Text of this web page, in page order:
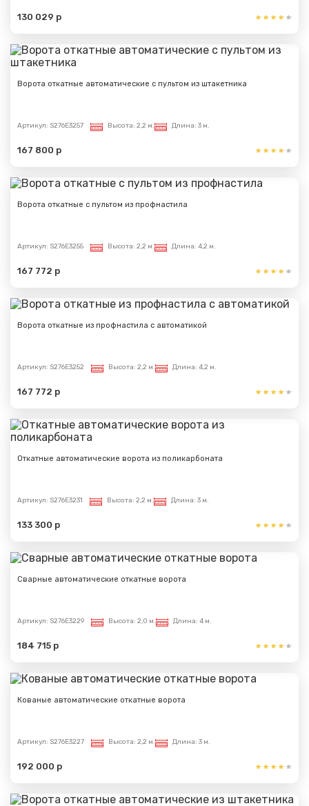
130 029 р
Ворота откатные автоматические с пультом из штакетника
Артикул: S276E3257 Высота: 2,2 м. Длина: 3 м.
167 800 р
Ворота откатные с пультом из профнастила
Артикул: S276E3255 Высота: 2,2 м. Длина: 4,2 м.
167 772 р
Ворота откатные из профнастила с автоматикой
Артикул: S276E3252 Высота: 2,2 м. Длина: 4,2 м.
167 772 р
Откатные автоматические ворота из поликарбоната
Артикул: S276E3231 Высота: 2,2 м. Длина: 3 м.
133 300 р
Сварные автоматические откатные ворота
Артикул: S276E3229 Высота: 2,0 м. Длина: 4 м.
184 715 р
Кованые автоматические откатные ворота
Артикул: S276E3227 Высота: 2,2 м. Длина: 3 м.
192 000 р